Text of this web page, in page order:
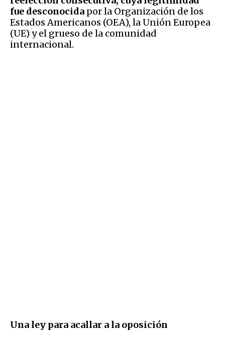
fue desconocida por la Organización de los
Estados Americanos (OEA), la Unión Europea
(UE) y el grueso de la comunidad
internacional.
Una ley para acallar a la oposición